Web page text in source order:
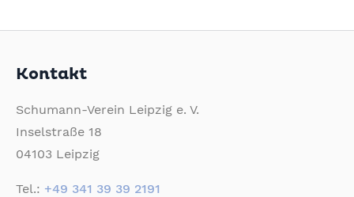
Kontakt
Schumann-Verein Leipzig e. V.
Inselstraße 18
04103 Leipzig
Tel.: +49 341 39 39 2191